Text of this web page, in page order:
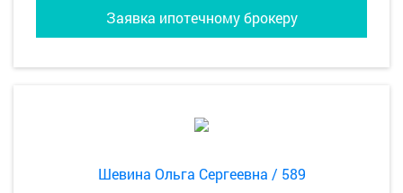
Заявка ипотечному брокеру
Шевина Ольга Сергеевна / 589